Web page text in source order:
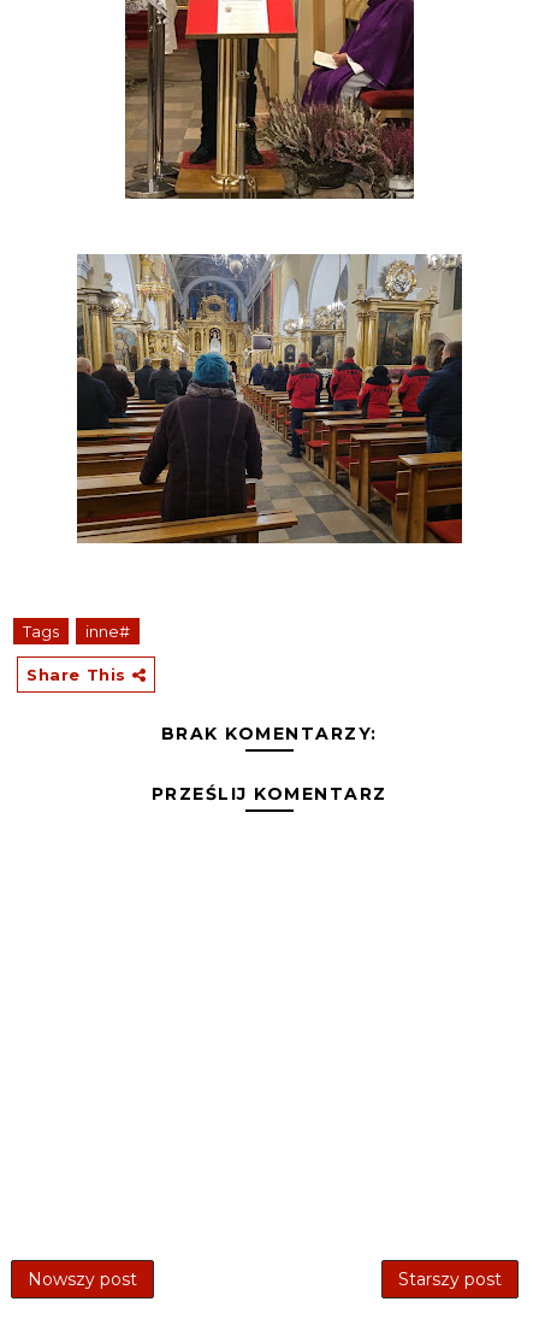
Tags inne#
Share This
BRAK KOMENTARZY:
PRZEŚLIJ KOMENTARZ
Nowszy post Starszy post